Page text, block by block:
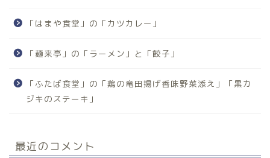
「はまや食堂」の「カツカレー」
「麺来亭」の「ラーメン」と「餃子」
「ふたば食堂」の「鶏の竜田揚げ香味野菜添え」「黒カ
ジキのステーキ」
最近のコメント